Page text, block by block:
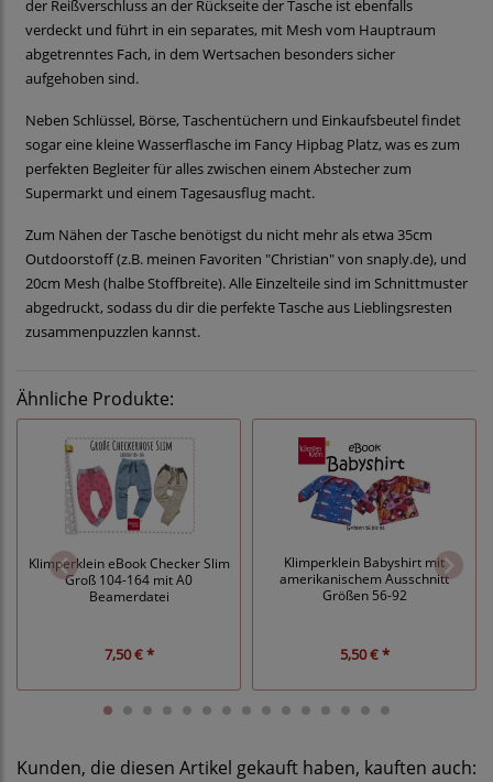
der Reißverschluss an der Rückseite der Tasche ist ebenfalls
verdeckt und führt in ein separates, mit Mesh vom Hauptraum
abgetrenntes Fach, in dem Wertsachen besonders sicher
aufgehoben sind.
Neben Schlüssel, Börse, Taschentüchern und Einkaufsbeutel findet
sogar eine kleine Wasserflasche im Fancy Hipbag Platz, was es zum
perfekten Begleiter für alles zwischen einem Abstecher zum
Supermarkt und einem Tagesausflug macht.
Zum Nähen der Tasche benötigst du nicht mehr als etwa 35cm
Outdoorstoff (z.B. meinen Favoriten "Christian" von snaply.de), und
20cm Mesh (halbe Stoffbreite). Alle Einzelteile sind im Schnittmuster
abgedruckt, sodass du dir die perfekte Tasche aus Lieblingsresten
zusammenpuzzlen kannst.
Ähnliche Produkte:
Klimperklein eBook Checker Slim
Groß 104-164 mit A0
Beamerdatei
7,50 € *
Klimperklein Babyshirt mit
amerikanischem Ausschnitt
Größen 56-92
5,50 € *
Kunden, die diesen Artikel gekauft haben, kauften auch: